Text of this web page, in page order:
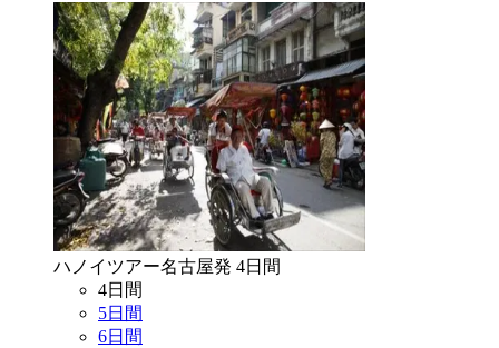
ハノイ ツアー名古屋発 4日間
4日間
5日間
6日間